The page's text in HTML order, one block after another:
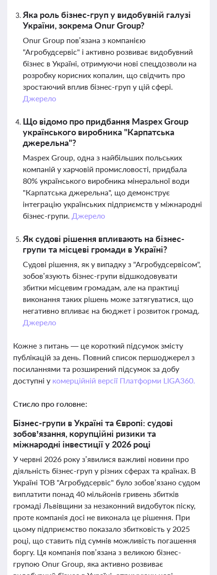
Яка роль бізнес-груп у видобувній галузі
України, зокрема Onur Group?
Onur Group пов’язана з компанією
"Агробудсервіс" і активно розвиває видобувний
бізнес в Україні, отримуючи нові спецдозволи на
розробку корисних копалин, що свідчить про
зростаючий вплив бізнес-груп у цій сфері.
Джерело
Що відомо про придбання Maspex Group
українського виробника "Карпатська
джерельна"?
Maspex Group, одна з найбільших польських
компаній у харчовій промисловості, придбала
80% українського виробника мінеральної води
"Карпатська джерельна", що демонструє
інтеграцію українських підприємств у міжнародні
бізнес-групи. Джерело
Як судові рішення впливають на бізнес-
групи та місцеві громади в Україні?
Судові рішення, як у випадку з "Агробудсервісом",
зобов’язують бізнес-групи відшкодовувати
збитки місцевим громадам, але на практиці
виконання таких рішень може затягуватися, що
негативно впливає на бюджет і розвиток громад.
Джерело
Кожне з питань — це короткий підсумок змісту
публікацій за день. Повний список першоджерел з
посиланнями та розширений підсумок за добу
доступні у комерційній версії Платформи LIGA360.
Стисло про головне:
Бізнес-групи в Україні та Європі: судові
зобов’язання, корупційні ризики та
міжнародні інвестиції у 2026 році
У червні 2026 року з’явилися важливі новини про
діяльність бізнес-груп у різних сферах та країнах. В
Україні ТОВ "Агробудсервіс" було зобов’язано судом
виплатити понад 40 мільйонів гривень збитків
громаді Львівщини за незаконний видобуток піску,
проте компанія досі не виконала це рішення. При
цьому підприємство показало збитковість у 2025
році, що ставить під сумнів можливість погашення
боргу. Ця компанія пов’язана з великою бізнес-
групою Onur Group, яка активно розвиває